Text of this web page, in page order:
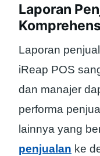
Laporan
Laporan
iReap POS
dan manajer
performa
lainnya yang
penjualan ke